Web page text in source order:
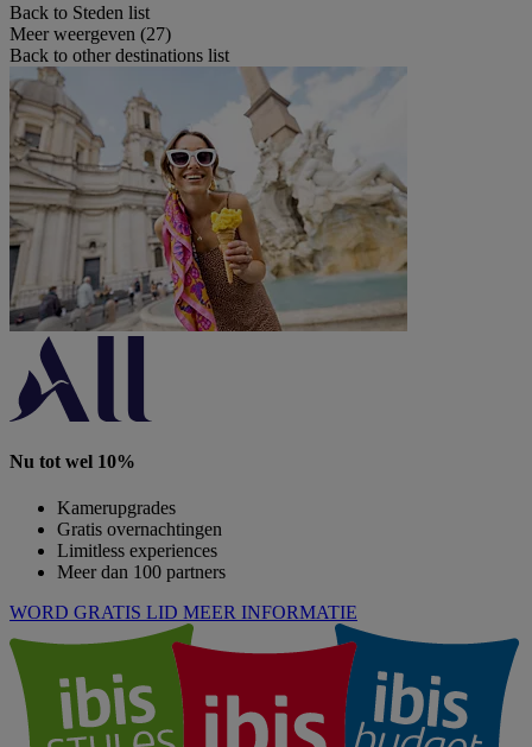
Back to Steden list
Meer weergeven (27)
Back to other destinations list
Nu tot wel 10%
Kamerupgrades
Gratis overnachtingen
Limitless experiences
Meer dan 100 partners
WORD GRATIS LID MEER INFORMATIE